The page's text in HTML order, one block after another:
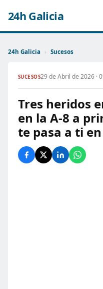
24h Galicia
24h Galicia › Sucesos
SUCESOS29 de Abril de 2026 ·
Tres heridos
en la A-8 a
te pasa a ti